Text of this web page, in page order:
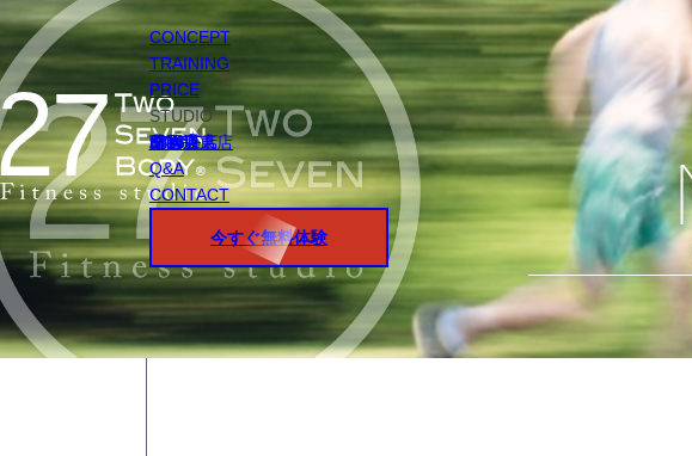
CONCEPT
TRAINING
PRICE
STUDIO
円山店
白石店
桑園店
北18条店
宮の沢店
環状通東店
STAFF
Q&A
CONTACT
今すぐ無料体験